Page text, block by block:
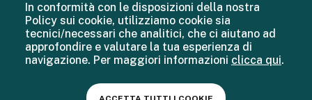
In conformità con le disposizioni della nostra
Policy sui cookie, utilizziamo cookie sia
tecnici/necessari che analitici, che ci aiutano ad
approfondire e valutare la tua esperienza di
navigazione. Per maggiori informazioni clicca qui.